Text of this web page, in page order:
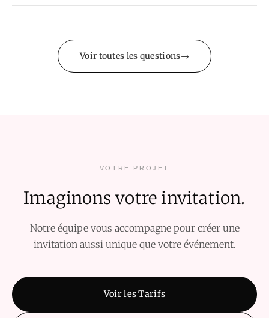
Voir toutes les questions
VOTRE PROJET
Imaginons votre invitation.
Notre équipe vous accompagne pour créer une
invitation aussi unique que votre événement.
Voir les Tarifs